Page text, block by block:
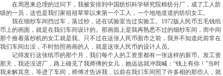
在周恩来总理的过问下，我被安排到中国纺织科学研究院棉纺分厂，成了工人阶
级的一员，这也是我们家祖祖辈辈以来第一个工人，一个地地道道的纺织女工。
我在细纱车间挡过车，落过纱，还在试验室当过实验工。1972版人民币五毛钱纸
币上的画面，就是在我们车间设计的。那画面上是我再熟悉不过的细纱车间，而中间
那个推着落纱机的女工就是我。只不过在这张人民币面市之前，我并不知道此前常在
我们车间出没，不时拍照画画的人，就是这张人民币的设计人员。
记得发行这张纸币的那个月，我们每个人的工资里都有一张这样的新币。发工资
那天，我还没进厂，路上碰见了我师傅的女儿，她远远就冲我喊：“钱上有你！”当时
我未解其意，等进了车间，师傅才告诉我，以前在我们车间照了许多相的那些人，就